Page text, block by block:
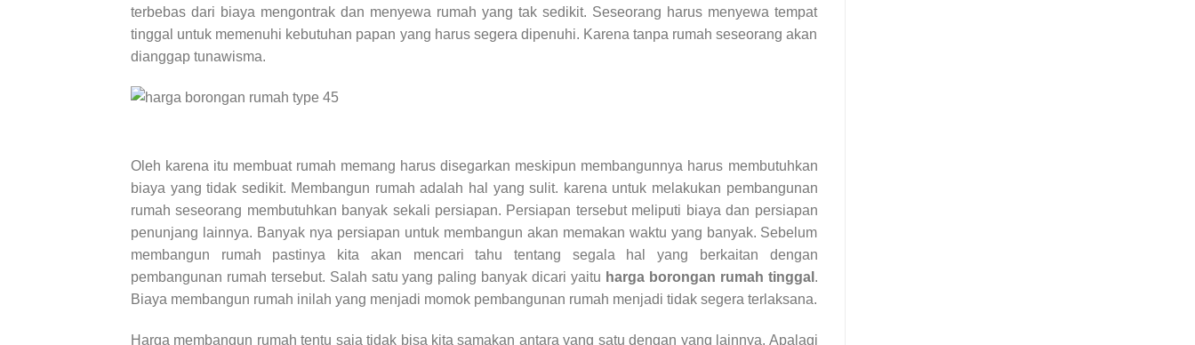
terbebas dari biaya mengontrak dan menyewa rumah yang tak sedikit. Seseorang harus menyewa tempat
tinggal untuk memenuhi kebutuhan papan yang harus segera dipenuhi. Karena tanpa rumah seseorang akan
dianggap tunawisma.
Oleh karena itu membuat rumah memang harus disegarkan meskipun membangunnya harus membutuhkan
biaya yang tidak sedikit. Membangun rumah adalah hal yang sulit. karena untuk melakukan pembangunan
rumah seseorang membutuhkan banyak sekali persiapan. Persiapan tersebut meliputi biaya dan persiapan
penunjang lainnya. Banyak nya persiapan untuk membangun akan memakan waktu yang banyak. Sebelum
membangun rumah pastinya kita akan mencari tahu tentang segala hal yang berkaitan dengan
pembangunan rumah tersebut. Salah satu yang paling banyak dicari yaitu harga borongan rumah tinggal .
Biaya membangun rumah inilah yang menjadi momok pembangunan rumah menjadi tidak segera terlaksana.
Harga membangun rumah tentu saja tidak bisa kita samakan antara yang satu dengan yang lainnya. Apalagi